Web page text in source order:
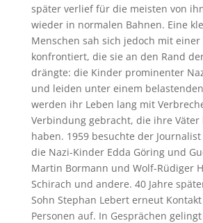
später verlief für die meisten von
wieder in normalen Bahnen. Eine
Menschen sah sich jedoch mit
konfrontiert, die sie an den Rand
drängte: die Kinder prominenter
und leiden unter einem
werden ihr Leben lang mit
Verbindung gebracht, die ihre Väter
haben. 1959 besuchte der
die Nazi-Kinder Edda Göring und
Martin Bormann und Wolf-Rüdiger
Schirach und andere. 40 Jahre
Sohn Stephan Lebert erneut
Personen auf. In Gesprächen